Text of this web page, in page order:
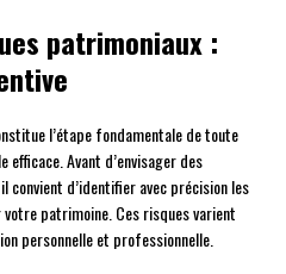
patrimoniaux :
l’étape fondamentale de toute
Avant d’envisager des
convient d’identifier avec précision les
patrimoine. Ces risques varient
personnelle et professionnelle.